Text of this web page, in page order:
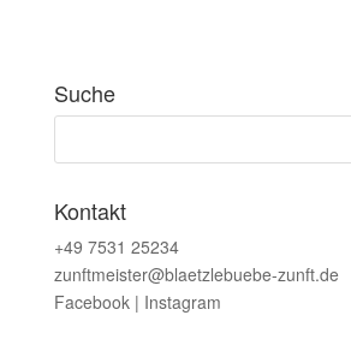
Suche
Kontakt
+49 7531 25234
zunftmeister@blaetzlebuebe-zunft.de
Facebook| Instagram